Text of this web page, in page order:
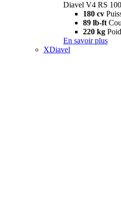
Diavel V4 RS 100
180 cv
89 lb-ft
220 kg
En savoir plus
XDiavel